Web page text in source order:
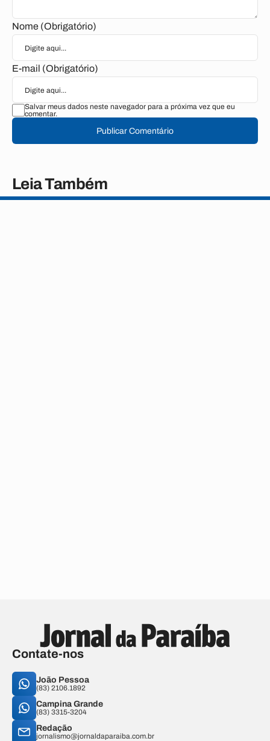
Nome (Obrigatório)
E-mail (Obrigatório)
Salvar meus dados neste navegador para a próxima vez que eu
comentar.
Publicar Comentário
Leia Também
Contate-nos
João Pessoa
(83) 2106.1892
Campina Grande
(83) 3315-3204
Redação
jornalismo@jornaldaparaiba.com.br